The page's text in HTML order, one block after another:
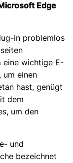
Edge
in problemlos
eine wichtige E-
um einen
hast, genügt
dem
um den
und
bezeichnet